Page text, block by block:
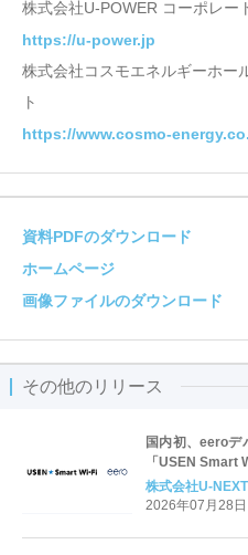
株式会社U-POWER コーポレー
https://u-power.jp
株式会社コスモエネルギーホー
ト
https://www.cosmo-
資料PDFのダウンロード
ホームページ
画像ファイルのダウンロード
その他のリリース
国内初、eeroデ
「USEN Smart
株式会社U-
2026年07月28